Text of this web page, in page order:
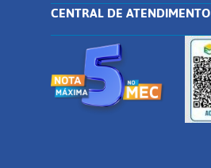
CENTRAL DE ATENDIMENTO